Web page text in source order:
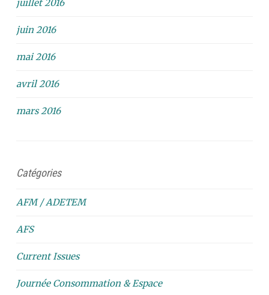
juillet 2016
juin 2016
mai 2016
avril 2016
mars 2016
Catégories
AFM / ADETEM
AFS
Current Issues
Journée Consommation & Espace